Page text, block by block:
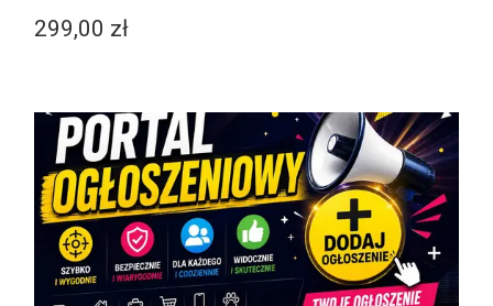
299,00 zł